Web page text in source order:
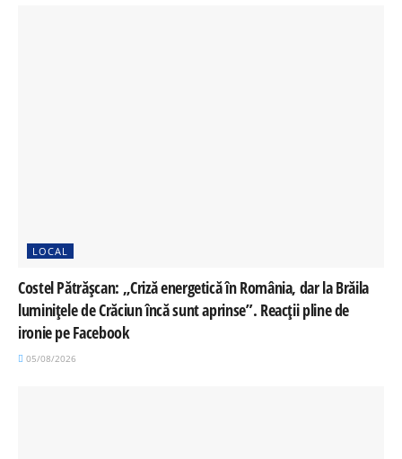
LOCAL
Costel Pătrășcan: „Criză energetică în România, dar la Brăila
luminițele de Crăciun încă sunt aprinse”. Reacții pline de
ironie pe Facebook
05/08/2026